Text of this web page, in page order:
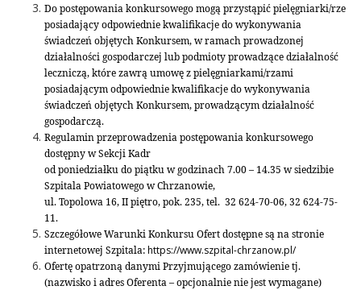
Do postępowania konkursowego mogą przystąpić pielęgniarki/rze
posiadający odpowiednie kwalifikacje do wykonywania
świadczeń objętych Konkursem, w ramach prowadzonej
działalności gospodarczej lub podmioty prowadzące działalność
leczniczą, które zawrą umowę z pielęgniarkami/rzami
posiadającym odpowiednie kwalifikacje do wykonywania
świadczeń objętych Konkursem, prowadzącym działalność
gospodarczą.
Regulamin przeprowadzenia postępowania konkursowego
dostępny w Sekcji Kadr
od poniedziałku do piątku w godzinach 7.00 – 14.35 w siedzibie
Szpitala Powiatowego w Chrzanowie,
ul. Topolowa 16, II piętro, pok. 235, tel. 32 624-70-06, 32 624-75-
11.
Szczegółowe Warunki Konkursu Ofert dostępne są na stronie
internetowej Szpitala:https://www.szpital-chrzanow.pl/
Ofertę opatrzoną danymi Przyjmującego zamówienie tj.
(nazwisko i adres Oferenta – opcjonalnie nie jest wymagane)